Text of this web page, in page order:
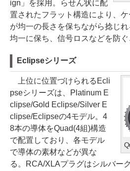
ign」を採用。らせん状に配
置されたフラット構造により、
が均一の長さを保ちながら捻じ
均一に保ち、信号ロスなどを防ぐ
Eclipseシリーズ
上位に位置づけられるEcli
pseシリーズは、Platinum E
clipse/Gold Eclipse/Silver E
clipse/Eclipseの4モデル。4
8本の導体をQuad(4組)構造
で配置しており、各モデル
で導体の素材などが異な
る。RCA/XLAプラグはシルバー